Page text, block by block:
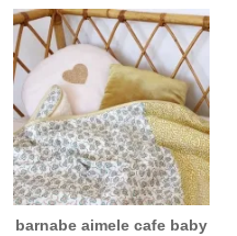
barnabe aimele cafe baby